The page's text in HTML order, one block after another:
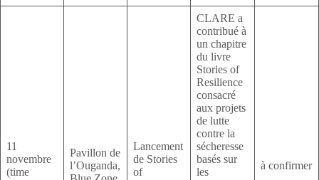
11
novembre
(time
Pavillon de
l’Ouganda,
Lancement
de Stories
of
CLARE a
contribué à
un chapitre
du livre
Stories of
Resilience
consacré
aux projets
de lutte
contre la
sécheresse
basés sur
les
à confirmer